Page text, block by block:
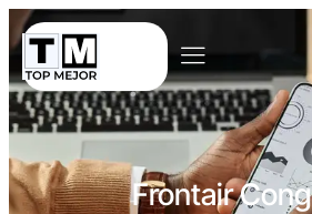
Frontair